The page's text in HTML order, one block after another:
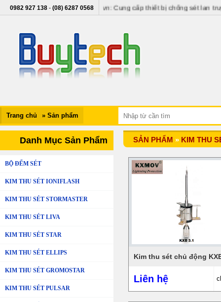
0982 927 138 - (08) 6287 0568
kimthuset.vn - buytech.vn: Cung cấp thiết bị chống sét lan truyền,
Trang chủ » Sản phẩm
Danh Mục Sản Phẩm
BỘ ĐẾM SÉT
KIM THU SÉT IONIFLASH
KIM THU SÉT STORMASTER
KIM THU SÉT LIVA
KIM THU SÉT STAR
KIM THU SÉT ELLIPS
KIM THU SÉT GROMOSTAR
KIM THU SÉT PULSAR
SẢN PHẨM » KIM THU
Kim thu sét chủ động
Liên hệ